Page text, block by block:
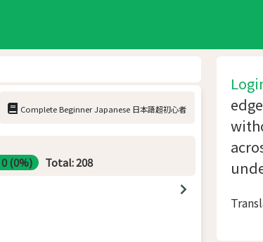
Complete Beginner Japanese 日本語超初心者
0(0%) Total:208